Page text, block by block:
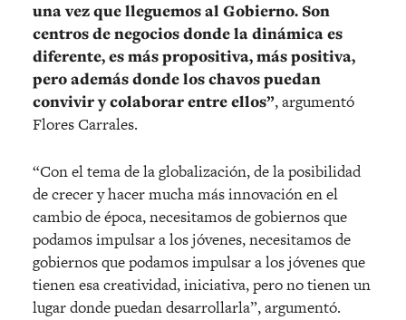
una vez que lleguemos al Gobierno. Son
centros de negocios donde la dinámica es
diferente, es más propositiva, más positiva,
pero además donde los chavos puedan
convivir y colaborar entre ellos”, argumentó
Flores Carrales.
“Con el tema de la globalización, de la posibilidad
de crecer y hacer mucha más innovación en el
cambio de época, necesitamos de gobiernos que
podamos impulsar a los jóvenes, necesitamos de
gobiernos que podamos impulsar a los jóvenes que
tienen esa creatividad, iniciativa, pero no tienen un
lugar donde puedan desarrollarla”, argumentó.